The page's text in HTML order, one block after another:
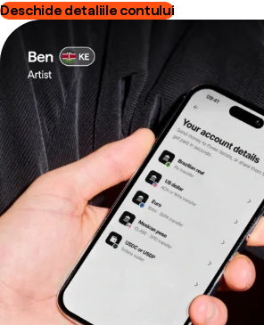
Deschide detaliile contului